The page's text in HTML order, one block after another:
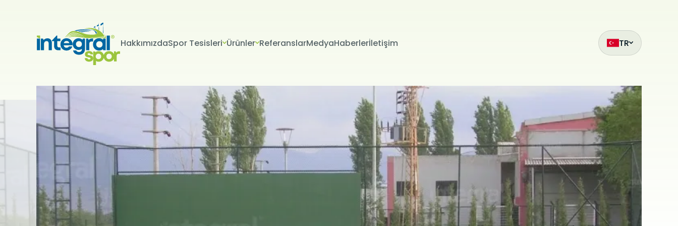
HakkımızdaSpor Tesisleri Ürünler ReferanslarMedyaHaberlerİletişim TR
adlandırılacaktır.) tarafından işletilen (www.alanadi.com) internet sitesini ziyaret
edenlerin gizliliğini korumak Kurumumuzun önde gelen ilkelerindendir. Bu Çerez
Kullanımı Politikası (“Politika”), tüm web sitesi ziyaretçilerimize ve kullanıcılarımıza hangi
tür çerezlerin hangi koşullarda kullanıldığını açıklamaktadır.
Çerezler, bilgisayarınız ya da mobil cihazınız üzerinden ziyaret ettiğiniz internet siteleri
tarafından cihazınıza veya ağ sunucusuna depolanan küçük metin dosyalarıdır.
Genellikle ziyaret ettiğiniz internet sitesini kullanmanız sırasında size kişiselleştirilmiş bir
deneyim sunmak, sunulan hizmetleri geliştirmek ve deneyiminizi iyileştirmek için
kullanılır ve bir internet sitesinde gezinirken kullanım kolaylığına katkıda bulunabilir. Çerez
kullanılmasını tercih etmezseniz tarayıcınızın ayarlarından Çerezleri silebilir ya da
engelleyebilirsiniz. Ancak bunun internet sitemizi kullanımınızı etkileyebileceğini
hatırlatmak isteriz. Tarayıcınızdan Çerez ayarlarınızı değiştirmediğiniz sürece bu sitede
Projeleri Tüm Projeler